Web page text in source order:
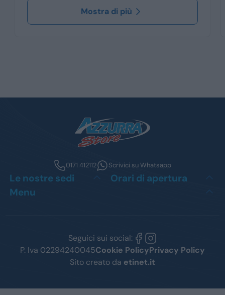
Mostra di più
0171 412112 Scrivici su Whatsapp
Le nostre sedi
Orari di apertura
Menu
Seguici sui social:
P. Iva 02294240045Cookie PolicyPrivacy Policy
Sito creato da etinet.it